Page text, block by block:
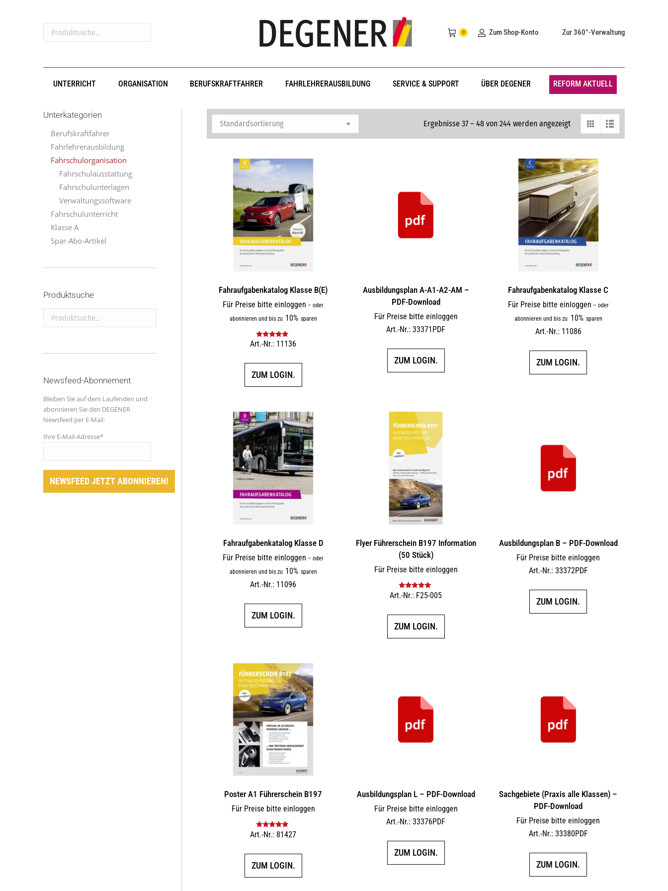
Produktsuche...
0 Zum Shop-Konto Zur 360°-Verwaltung
UNTERRICHT ORGANISATION BERUFSKRAFTFAHRER FAHRLEHRERAUSBILDUNG SERVICE & SUPPORT ÜBER DEGENER REFORM AKTUELL
Ergebnisse 37 – 48 von 244 werden angezeigt
Fahraufgabenkatalog Klasse B(E)
Für Preise bitte einloggen – oder
abonnieren und bis zu 10% sparen
Bewertet mit
Art.-Nr.: 11136
ZUM LOGIN.
Ausbildungsplan A-A1-A2-AM –
PDF-Download
Für Preise bitte einloggen
Art.-Nr.: 33371PDF
ZUM LOGIN.
Fahraufgabenkatalog Klasse C
Für Preise bitte einloggen – oder
abonnieren und bis zu 10% sparen
Art.-Nr.: 11086
ZUM LOGIN.
Fahraufgabenkatalog Klasse D
Für Preise bitte einloggen – oder
abonnieren und bis zu 10% sparen
Art.-Nr.: 11096
ZUM LOGIN.
Flyer Führerschein B197 Information
(50 Stück)
Für Preise bitte einloggen
Bewertet mit
Art.-Nr.: F25-005
ZUM LOGIN.
Ausbildungsplan B – PDF-Download
Für Preise bitte einloggen
Art.-Nr.: 33372PDF
ZUM LOGIN.
Poster A1 Führerschein B197
Für Preise bitte einloggen
Bewertet mit
Art.-Nr.: 81427
ZUM LOGIN.
Ausbildungsplan L – PDF-Download
Für Preise bitte einloggen
Art.-Nr.: 33376PDF
ZUM LOGIN.
Sachgebiete (Praxis alle Klassen) –
PDF-Download
Für Preise bitte einloggen
Art.-Nr.: 33380PDF
ZUM LOGIN.
Unterkategorien
Berufskraftfahrer
Fahrlehrerausbildung
Fahrschulorganisation
Fahrschulausstattung
Fahrschulunterlagen
Verwaltungssoftware
Fahrschulunterricht
Klasse A
Spar-Abo-Artikel
Produktsuche
Produktsuche...
Newsfeed-Abonnement
Bleiben Sie auf dem Laufenden und
abonnieren Sie den DEGENER
Newsfeed per E-Mail:
Ihre E-Mail-Adresse*